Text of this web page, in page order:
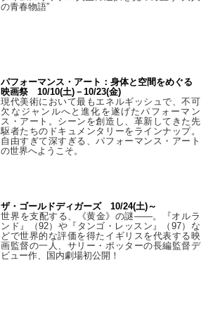
の青春物語”
パフォーマンス・アート：身体と空間をめぐる
映画祭 10/10(土)－10/23(金)
現代美術において最もエネルギッシュで、不可
欠なジャンルへと進化を遂げたパフォーマン
ス・アート。シーンを創造し、革新してきた先
駆者たちのドキュメンタリーをラインナップ。
自由すぎて深すぎる、パフォーマンス・アート
の世界へようこそ。
ザ・ゴールドディガーズ 10/24(土)～
世界を支配する、《黄金》の謎――。『オルラ
ンド』（92）や『タンゴ・レッスン』（97）な
どで世界的な評価を得たイギリスを代表する映
画監督の一人、サリー・ポッターの長編監督デ
ビュー作、国内劇場初公開！